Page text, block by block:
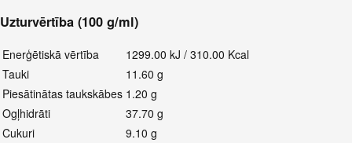
Uzturvērtība (100 g/ml)
Enerģētiskā vērtība
1299.00 kJ / 310.00 Kcal
Tauki
11.60 g
Piesātinātas taukskābes 1.20 g
Ogļhidrāti
37.70 g
Cukuri
9.10 g